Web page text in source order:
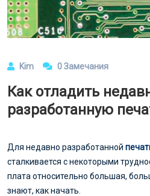
Kim 0 Замечания
Как отладить
разработанную
Для недавно разработанной
сталкивается с некоторыми
плата относительно большая,
знают, как начать.